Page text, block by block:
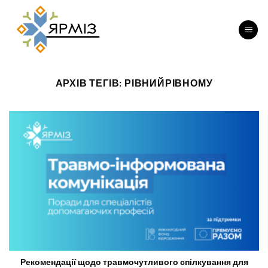
Перейти
вмісту
АРХІВ ТЕГІВ: РІВНИЙРІВНОМУ
Рекомендації щодо травмочутливого спілкування для